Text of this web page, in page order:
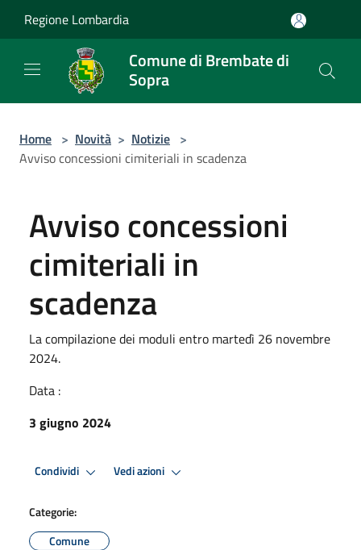
Regione Lombardia
Comune di Brembate di
Sopra
Home > Novità > Notizie >
Avviso concessioni cimiteriali in scadenza
Avviso concessioni
cimiteriali in
scadenza
La compilazione dei moduli entro martedì 26 novembre
2024.
Data :
3 giugno 2024
Condividi Vedi azioni
Categorie:
Comune